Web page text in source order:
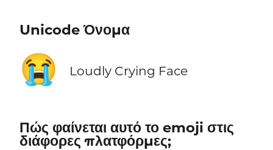
Unicode Όνομα
😭 Loudly Crying Face
Πώς φαίνεται αυτό το emoji στις
διάφορες πλατφόρμες;